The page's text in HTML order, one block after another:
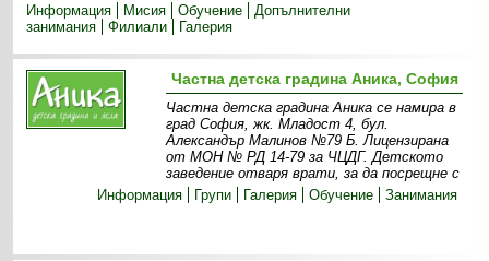
Информация
Мисия Обучение
Допълнителни
занимания
Филиали Галерия
Частна детска градина Аника, София
Частна детска градина Аника се намира в
град София, жк. Младост 4, бул.
Александър Малинов №79 Б. Лицензирана
от МОН № РД 14-79 за ЧЦДГ. Детското
заведение отваря врати, за да посрещне с
Информация
Групи Галерия Обучение Занимания